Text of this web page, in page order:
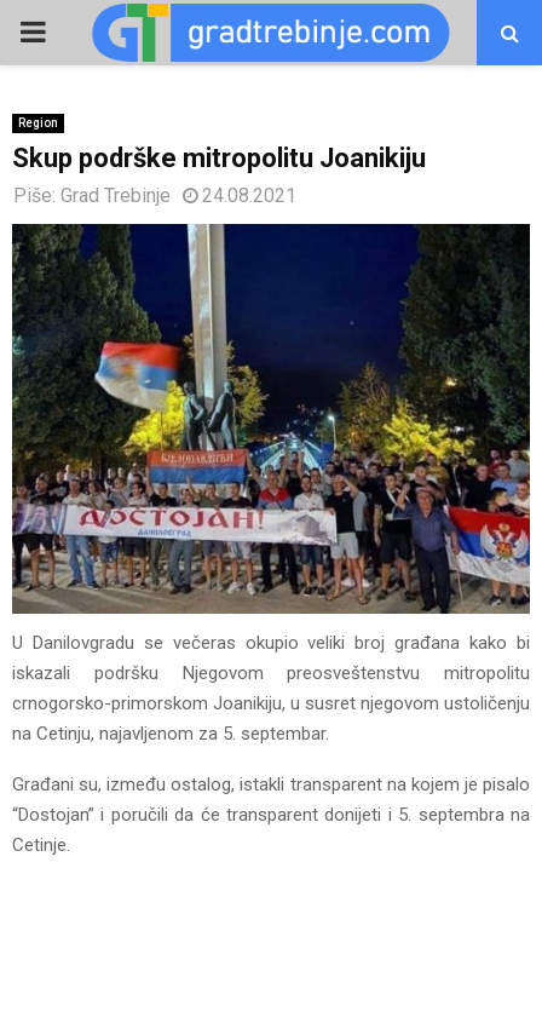
PRIMARY
Region
Skup podrške mitropolitu Јoanikiju
Piše: Grad Trebinje 24.08.2021
U Danilovgradu se večeras okupio veliki broj građana kako bi
iskazali podršku Njegovom preosveštenstvu mitropolitu
crnogorsko-primorskom Јoanikiju, u susret njegovom ustoličenju
na Cetinju, najavljenom za 5. septembar.
Građani su, između ostalog, istakli transparent na kojem je pisalo
“Dostojan” i poručili da će transparent donijeti i 5. septembra na
Cetinje.